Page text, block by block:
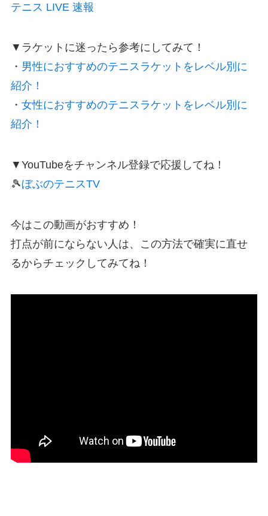
テニス LIVE 速報
▼ラケットに迷ったら参考にしてみて！
・ 男性におすすめのテニスラケットをレベル別に
紹介！
・ 女性におすすめのテニスラケットをレベル別に
紹介！
▼YouTubeをチャンネル登録で応援してね！
🎾ぼぶのテニスTV
今はこの動画がおすすめ！
打点が前にならない人は、この方法で確実に直せ
るからチェックしてみてね！